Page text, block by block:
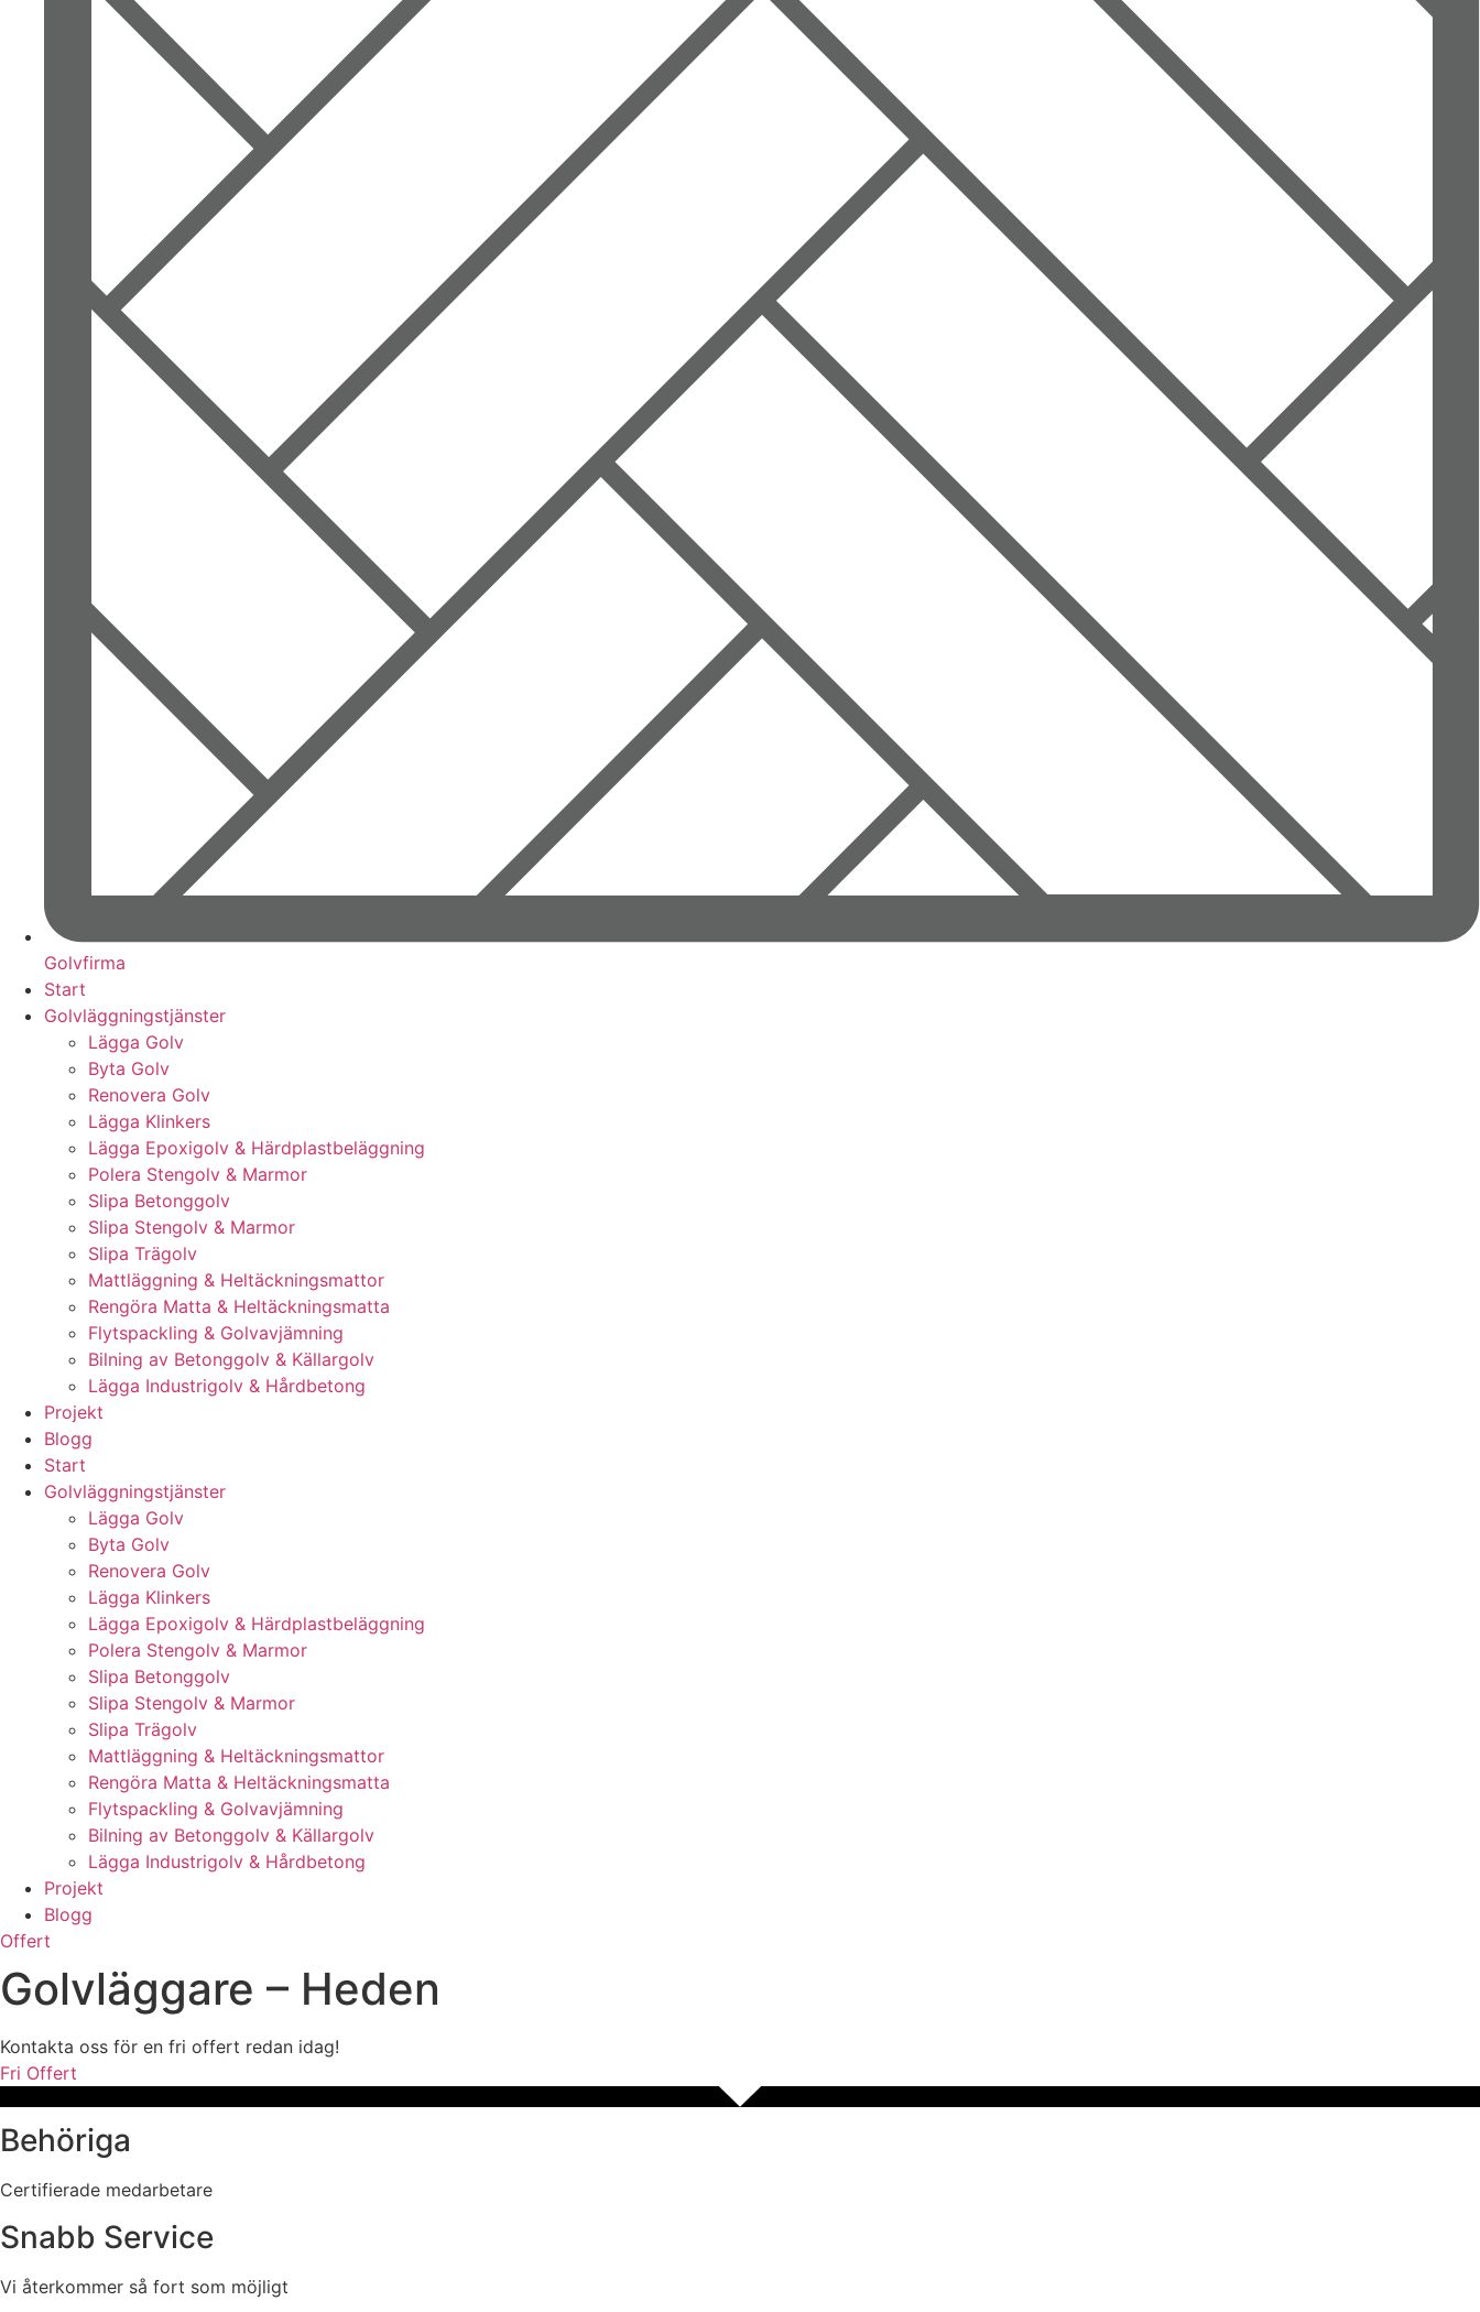
Golvfirma
Start
Golvläggningstjänster
Lägga Golv
Byta Golv
Renovera Golv
Lägga Klinkers
Lägga Epoxigolv & Härdplastbeläggning
Polera Stengolv & Marmor
Slipa Betonggolv
Slipa Stengolv & Marmor
Slipa Trägolv
Mattläggning & Heltäckningsmattor
Rengöra Matta & Heltäckningsmatta
Flytspackling & Golvavjämning
Bilning av Betonggolv & Källargolv
Lägga Industrigolv & Hårdbetong
Projekt
Blogg
Start
Golvläggningstjänster
Lägga Golv
Byta Golv
Renovera Golv
Lägga Klinkers
Lägga Epoxigolv & Härdplastbeläggning
Polera Stengolv & Marmor
Slipa Betonggolv
Slipa Stengolv & Marmor
Slipa Trägolv
Mattläggning & Heltäckningsmattor
Rengöra Matta & Heltäckningsmatta
Flytspackling & Golvavjämning
Bilning av Betonggolv & Källargolv
Lägga Industrigolv & Hårdbetong
Projekt
Blogg
Offert
Golvläggare – Heden
Kontakta oss för en fri offert redan idag!
Fri Offert
Behöriga
Certifierade medarbetare
Snabb Service
Vi återkommer så fort som möjligt